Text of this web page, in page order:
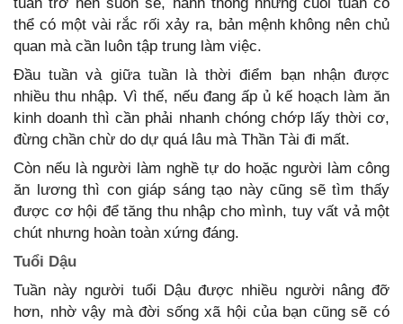
thể có một vài rắc rối xảy ra, bản mệnh không nên chủ
quan mà cần luôn tập trung làm việc.
Đầu tuần và giữa tuần là thời điểm bạn nhận được
nhiều thu nhập. Vì thế, nếu đang ấp ủ kế hoạch làm ăn
kinh doanh thì cần phải nhanh chóng chớp lấy thời cơ,
đừng chần chừ do dự quá lâu mà Thần Tài đi mất.
Còn nếu là người làm nghề tự do hoặc người làm công
ăn lương thì con giáp sáng tạo này cũng sẽ tìm thấy
được cơ hội để tăng thu nhập cho mình, tuy vất vả một
chút nhưng hoàn toàn xứng đáng.
Tuổi Dậu
Tuần này người tuổi Dậu được nhiều người nâng đỡ
hơn, nhờ vậy mà đời sống xã hội của bạn cũng sẽ có